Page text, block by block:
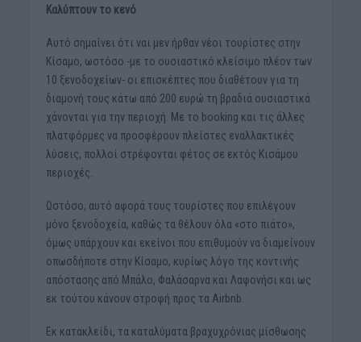
Καλύπτουν το κενό
Αυτό σημαίνει ότι ναι μεν ήρθαν νέοι τουρίστες στην
Κίσαμο, ωστόσο -με το ουσιαστικό κλείσιμο πλέον των
10 ξενοδοχείων- οι επισκέπτες που διαθέτουν για τη
διαμονή τους κάτω από 200 ευρώ τη βραδιά ουσιαστικά
χάνονται για την περιοχή. Με το booking και τις άλλες
πλατφόρμες να προσφέρουν πλείστες εναλλακτικές
λύσεις, πολλοί στρέφονται φέτος σε εκτός Κισάμου
περιοχές.
Ωστόσο, αυτό αφορά τους τουρίστες που επιλέγουν
μόνο ξενοδοχεία, καθώς τα θέλουν όλα «στο πιάτο»,
όμως υπάρχουν και εκείνοι που επιθυμούν να διαμείνουν
οπωσδήποτε στην Κίσαμο, κυρίως λόγο της κοντινής
απόστασης από Μπάλο, Φαλάσαρνα και Λαφονήσι και ως
εκ τούτου κάνουν στροφή προς τα Airbnb.
Εκ κατακλείδι, τα καταλύματα βραχυχρόνιας μίσθωσης